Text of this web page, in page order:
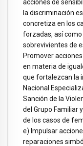
acciones de
la discriminación
concretiza en los
forzadas, así
sobrevivientes de
Promover
en materia de
que fortalezcan la
Nacional
Sanción de la
del Grupo Familiar
de los casos de
e) Impulsar
reparaciones